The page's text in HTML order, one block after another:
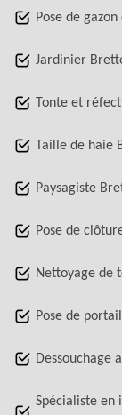
Pose de
Jardinier
Tonte et
Taille de haie
Paysagiste
Pose de
Nettoyage de
Pose de
Dessouchage
Spécialiste en